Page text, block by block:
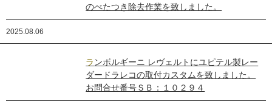
のべたつき除去作業を致しました。
2025.08.06
ランボルギーニ レヴェルトにユピテル製レー
ダードラレコの取付カスタムを致しました。
お問合せ番号ＳＢ：１０２９４